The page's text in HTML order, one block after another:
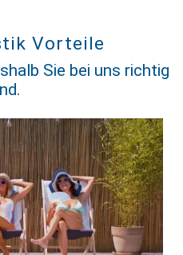
Vorteile
Sie bei uns richtig